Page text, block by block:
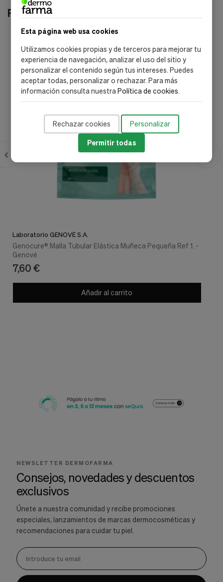
Esta página web usa cookies
Utilizamos cookies propias y de terceros para mejorar tu
experiencia de navegación, analizar el uso del sitio y
personalizar el contenido según tus intereses. Puedes
aceptar todas, personalizar o rechazar. Para más
información consulta nuestraPolítica de cookies.
Rechazar cookies Personalizar
Permitir todas
Productos relacionados
Laboratorio GENOVÉ S.A.
Genocure® Malla Tubular Elástica Muñeca Pequeña Ref 1. -
Genové
7,60 €
Añadir al carrito
NEWSLETTER DERMOFARMA
Consejos, novedades y descuentos
exclusivos
Únete a nuestra comunidad y recibe promociones
especiales, lanzamientos de marcas dermocosméticas y
recomendaciones para cuidar tu piel.